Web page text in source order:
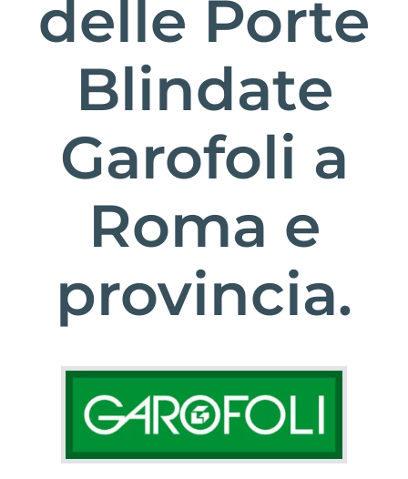
delle Porte
Blindate
Garofoli a
Roma e
provincia.